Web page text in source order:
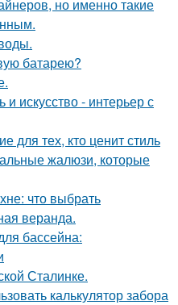
но именно такие
батарею?
искусство - интерьер с
для тех, кто ценит стиль
жалюзи, которые
что выбрать
веранда.
бассейна:
Сталинке.
калькулятор забора